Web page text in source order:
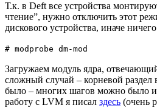
Т.к. в Deft все устройства
чтение”, нужно отключить этот
дискового устройства, иначе
# modprobe dm-mod
Загружаем модуль ядра,
сложный случай – корневой раздел
было – многих шагов можно было
работу с LVM я писал здесь (очень